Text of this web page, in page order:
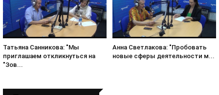
Татьяна Санникова: "Мы
приглашаем откликнуться на
"Зов...
Анна Светлакова: "Пробовать
новые сферы деятельности м...